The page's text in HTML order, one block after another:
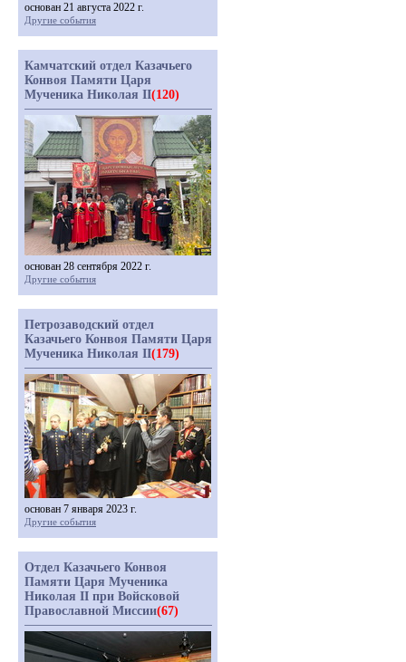
основан 21 августа 2022 г.
Другие события
Камчатский отдел Казачьего
Конвоя Памяти Царя
Мученика Николая II(120)
основан 28 сентября 2022 г.
Другие события
Петрозаводский отдел
Казачьего Конвоя Памяти Царя
Мученика Николая II(179)
основан 7 января 2023 г.
Другие события
Отдел Казачьего Конвоя
Памяти Царя Мученика
Николая II при Войсковой
Православной Миссии(67)